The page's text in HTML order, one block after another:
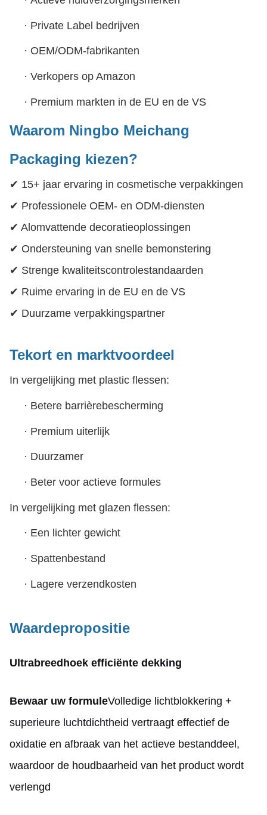
· Private Label bedrijven
· OEM/ODM-fabrikanten
· Verkopers op Amazon
· Premium markten in de EU en de VS
Waarom Ningbo Meichang
Packaging kiezen?
✔ 15+ jaar ervaring in cosmetische verpakkingen
✔ Professionele OEM- en ODM-diensten
✔ Alomvattende decoratieoplossingen
✔ Ondersteuning van snelle bemonstering
✔ Strenge kwaliteitscontrolestandaarden
✔ Ruime ervaring in de EU en de VS
✔ Duurzame verpakkingspartner
Tekort en marktvoordeel
In vergelijking met plastic flessen:
· Betere barrièrebescherming
· Premium uiterlijk
· Duurzamer
· Beter voor actieve formules
In vergelijking met glazen flessen:
· Een lichter gewicht
· Spattenbestand
· Lagere verzendkosten
Waardepropositie
Ultrabreedhoek efficiënte dekking
Bewaar uw formuleVolledige lichtblokkering +
superieure luchtdichtheid vertraagt effectief de
oxidatie en afbraak van het actieve bestanddeel,
waardoor de houdbaarheid van het product wordt
verlengd